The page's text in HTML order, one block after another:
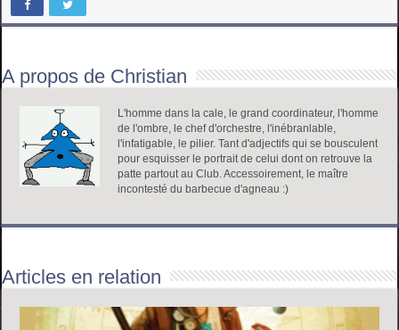
A propos de Christian
L'homme dans la cale, le grand coordinateur, l'homme
de l'ombre, le chef d'orchestre, l'inébranlable,
l'infatigable, le pilier. Tant d'adjectifs qui se bousculent
pour esquisser le portrait de celui dont on retrouve la
patte partout au Club. Accessoirement, le maître
incontesté du barbecue d'agneau :)
Articles en relation